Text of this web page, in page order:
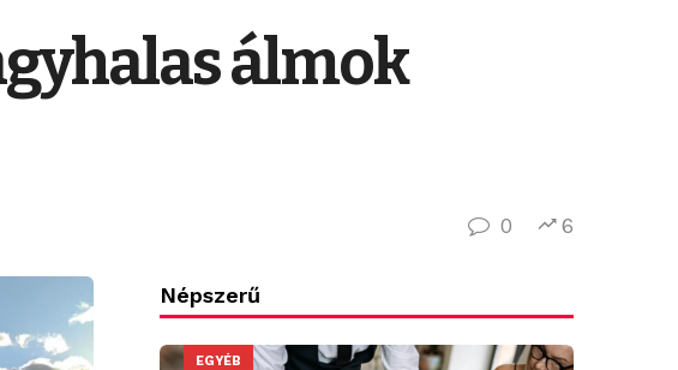
álmok
0 6
Népszerű
EGYÉB